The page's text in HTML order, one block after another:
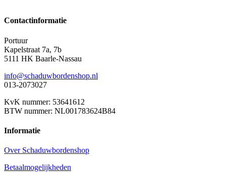
Contactinformatie
Portuur
Kapelstraat 7a, 7b
5111 HK Baarle-Nassau
info@schaduwbordenshop.nl
013-2073027
KvK nummer: 53641612
BTW nummer: NL001783624B84
Informatie
Over Schaduwbordenshop
Betaalmogelijkheden